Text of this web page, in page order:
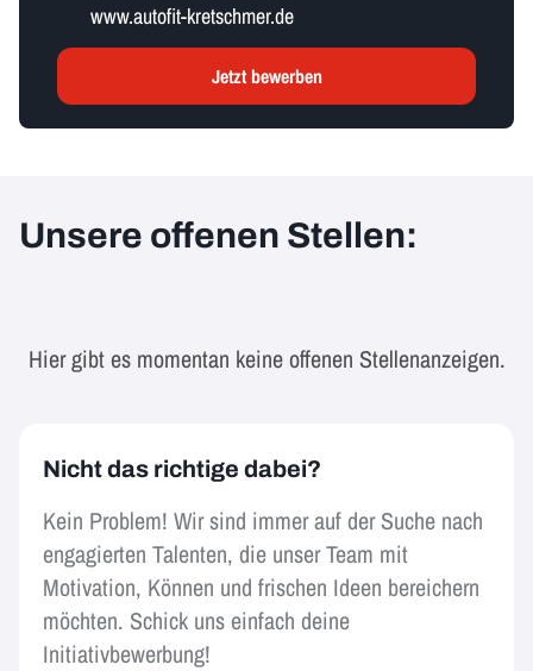
www.autofit-kretschmer.de
Jetzt bewerben
Unsere offenen Stellen:
Hier gibt es momentan keine offenen Stellenanzeigen.
Nicht das richtige dabei?
Kein Problem! Wir sind immer auf der Suche nach
engagierten Talenten, die unser Team mit
Motivation, Können und frischen Ideen bereichern
möchten. Schick uns einfach deine
Initiativbewerbung!